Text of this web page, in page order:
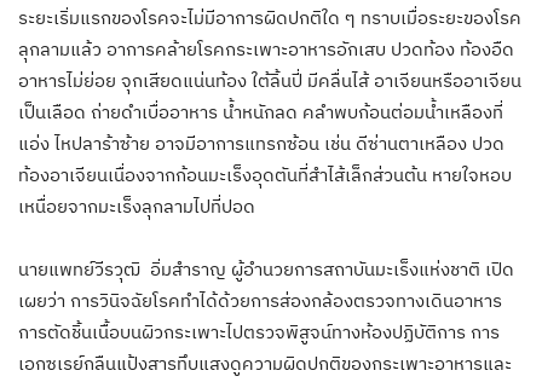
ระยะเริ่มแรกของโรคจะไม่มีอาการผิดปกติใด ๆ ทราบเมื่อระยะของโรค
ลุกลามแล้ว อาการคล้ายโรคกระเพาะอาหารอักเสบ ปวดท้อง ท้องอืด
อาหารไม่ย่อย จุกเสียดแน่นท้อง ใต้ลิ้นปี่ มีคลื่นไส้ อาเจียนหรืออาเจียน
เป็นเลือด ถ่ายดำเบื่ออาหาร น้ำหนักลด คลำพบก้อนต่อมน้ำเหลืองที่
แอ่ง ไหปลาร้าซ้าย อาจมีอาการแทรกซ้อน เช่น ดีซ่านตาเหลือง ปวด
ท้องอาเจียนเนื่องจากก้อนมะเร็งอุดตันที่สำไส้เล็กส่วนต้น หายใจหอบ
เหนื่อยจากมะเร็งลุกลามไปที่ปอด
นายแพทย์วีรวุฒิ อิ่มสำราญ ผู้อำนวยการสถาบันมะเร็งแห่งชาติ เปิด
เผยว่า การวินิจฉัยโรคทำได้ด้วยการส่องกล้องตรวจทางเดินอาหาร
การตัดชิ้นเนื้อบนผิวกระเพาะไปตรวจพิสูจน์ทางห้องปฏิบัติการ การ
เอกซเรย์กลืนแป้งสารทึบแสงดูความผิดปกติของกระเพาะอาหารและ